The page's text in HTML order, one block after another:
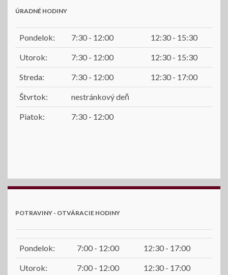
ÚRADNÉ HODINY
Pondelok: 7:30 - 12:00 12:30 - 15:30
Utorok: 7:30 - 12:00 12:30 - 15:30
Streda: 7:30 - 12:00 12:30 - 17:00
Štvrtok: nestránkový deň
Piatok: 7:30 - 12:00
POTRAVINY - OTVÁRACIE HODINY
Pondelok: 7:00 - 12:00 12:30 - 17:00
Utorok: 7:00 - 12:00 12:30 - 17:00